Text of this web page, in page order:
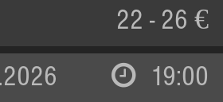
22 - 26 €
19:00